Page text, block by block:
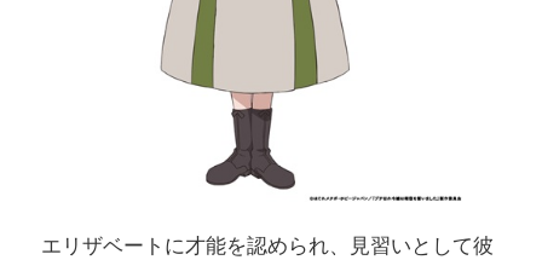
エリザベートに才能を認められ、見習いとして彼